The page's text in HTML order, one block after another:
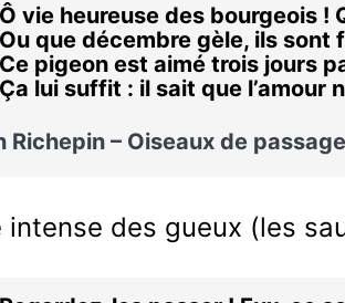
Ô vie heureuse des bourgeois !
Ou que décembre gèle, ils sont
Ce pigeon est aimé trois jours
Ça lui suffit : il sait que l’amour
Richepin – Oiseaux de passage
intense des gueux (les